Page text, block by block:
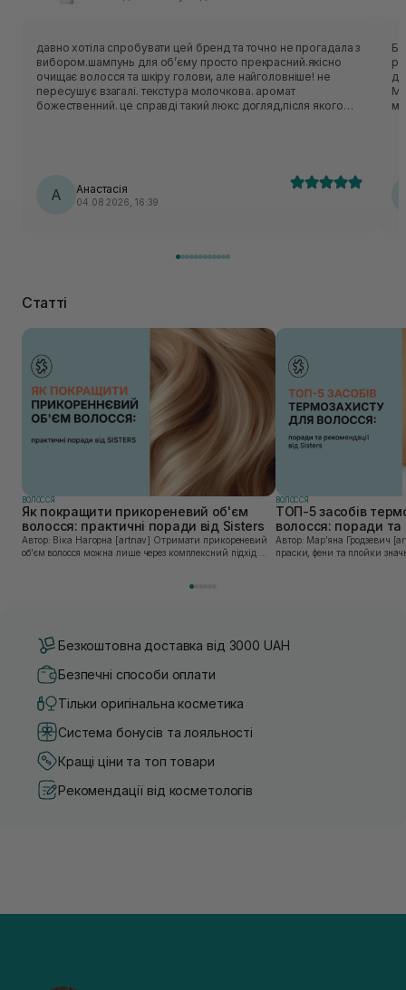
давно хотіла спробувати цей бренд та точно не прогадала з
вибором.шампунь для обʼєму просто прекрасний.якісно
очищає волосся та шкіру голови, але найголовніше! не
пересушує взагалі. текстура молочкова. аромат
божественний. це справді такий люкс догляд,після якого
А Анастасія
04.08.2026, 16:39
Статті
ВОЛОССЯ
Як покращити прикореневий об'єм
волосся: практичні поради від Sisters
Автор: Віка Нагорна [artnav] Отримати прикореневий
об’єм волосся можна лише через комплексний підхід:
ВОЛОССЯ
ТОП-5 засобів
волосся: поради та
Sisters
Автор: Марʼяна Гродзевич [artnav] Сучасні
праски, фени та плойки
Безкоштовна доставка від 3000 UAH
Безпечні способи оплати
Тільки оригінальна косметика
Система бонусів та лояльності
Кращі ціни та топ товари
Рекомендації від косметологів